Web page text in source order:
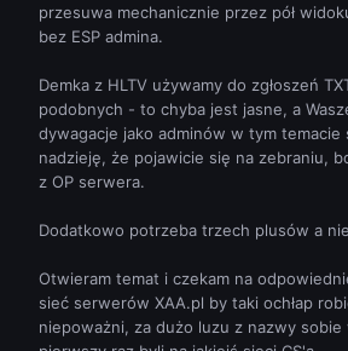
przesuwa mechanicznie przez pół
bez ESP admina.
Demka z HLTV używamy do zgłoszeń
podobnych - to chyba jest jasne, a
dywagacje jako adminów w tym temacie
nadzieję, że pojawicie się na zebraniu,
z OP serwera.
Dodatkowo potrzeba trzech plusów a
Otwieram temat i czekam na
sieć serwerów XAA.pl by taki ochłap
niepoważni, za dużo luzu z nazwy sobie